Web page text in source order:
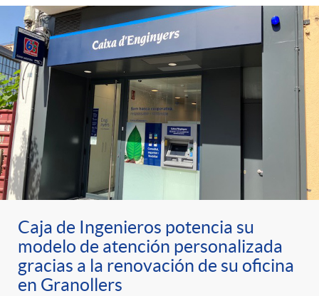
Caja de Ingenieros potencia su
modelo de atención personalizada
gracias a la renovación de su oficina
en Granollers